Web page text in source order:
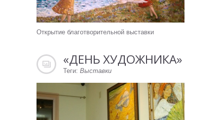
Открытие благотворительной выставки
«ДЕНЬ ХУДОЖНИКА»
Теги: Выставки